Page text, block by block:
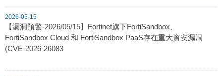
2026-05-15
【漏洞預警-2026/05/15】Fortinet旗下FortiSandbox、
FortiSandbox Cloud 和 FortiSandbox PaaS存在重大資安漏洞
(CVE-2026-26083